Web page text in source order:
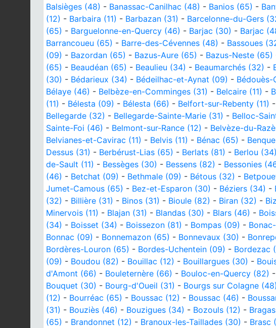
Balsièges (48) - Banassac-Canilhac (48) - Banios (65) -
(12) - Barbaira (11) - Barbazan (31) - Barcelonne-du-Gers
(65) - Barguelonne-en-Quercy (46) - Barjac (30) - Barjac
Barrancoueu (65) - Barre-des-Cévennes (48) - Bassoues
(09) - Bazordan (65) - Bazus-Aure (65) - Bazus-Neste (65)
(65) - Beaudéan (65) - Beaulieu (34) - Beaumarchés (32) -
(30) - Bédarieux (34) - Bédeilhac-et-Aynat (09) - Bédouès-
Bélaye (46) - Belbèze-en-Comminges (31) - Belcaire (11) -
(11) - Bélesta (09) - Bélesta (66) - Belfort-sur-Rebenty (11) -
Bellegarde (32) - Bellegarde-Sainte-Marie (31) - Belloc-
Sainte-Foi (46) - Belmont-sur-Rance (12) - Belvèze-du-
Belvianes-et-Cavirac (11) - Belvis (11) - Bénac (65) -
Dessus (31) - Berbérust-Lias (65) - Berlats (81) - Berlou (34)
de-Sault (11) - Bessèges (30) - Bessens (82) - Bessonies
(46) - Betchat (09) - Bethmale (09) - Bétous (32) -
Jumet-Camous (65) - Bez-et-Esparon (30) - Béziers (34) -
(32) - Billière (31) - Binos (31) - Bioule (82) - Biran (32) -
Minervois (11) - Blajan (31) - Blandas (30) - Blars (46) -
(34) - Boisset (34) - Boissezon (81) - Bompas (09) -
Bonnac (09) - Bonnemazon (65) - Bonnevaux (30) -
Bordères-Louron (65) - Bordes-Uchentein (09) - Bordezac
(09) - Boudou (82) - Bouillac (12) - Bouillargues (30) -
d'Amont (66) - Bouleternère (66) - Bouloc-en-Quercy (82) -
Bouquet (30) - Bourg-d'Oueil (31) - Bourgs sur Colagne (48)
(12) - Bourréac (65) - Boussac (12) - Boussac (46) -
(31) - Bouziès (46) - Bouzigues (34) - Bozouls (12) -
(65) - Brandonnet (12) - Branoux-les-Taillades (30) - Brasc